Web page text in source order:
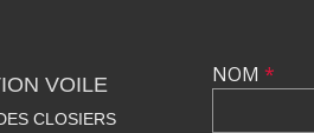
VOILE
CLOSIERS
NOM *